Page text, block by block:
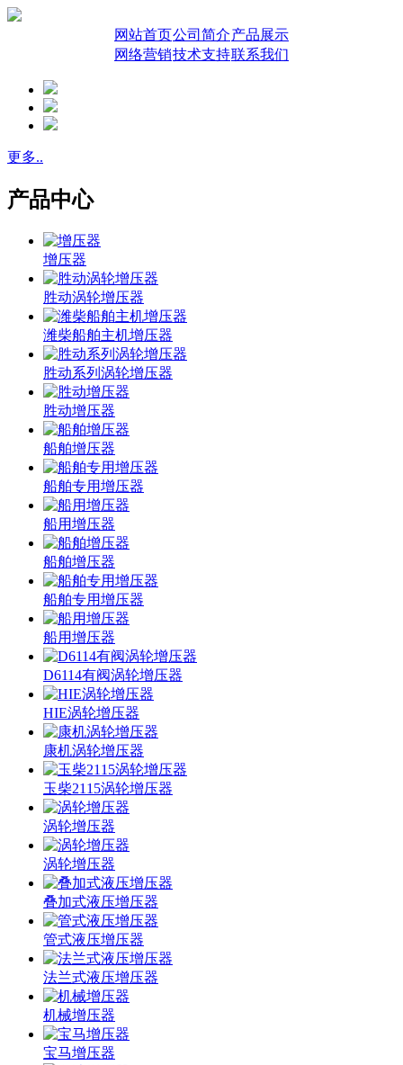
网站首页公司简介产品展示
网络营销技术支持联系我们
更多..
产品中心
增压器
胜动涡轮增压器
潍柴船舶主机增压器
胜动系列涡轮增压器
胜动增压器
船舶增压器
船舶专用增压器
船用增压器
船舶增压器
船舶专用增压器
船用增压器
D6114有阀涡轮增压器
HIE涡轮增压器
康机涡轮增压器
玉柴2115涡轮增压器
涡轮增压器
涡轮增压器
叠加式液压增压器
管式液压增压器
法兰式液压增压器
机械增压器
宝马增压器